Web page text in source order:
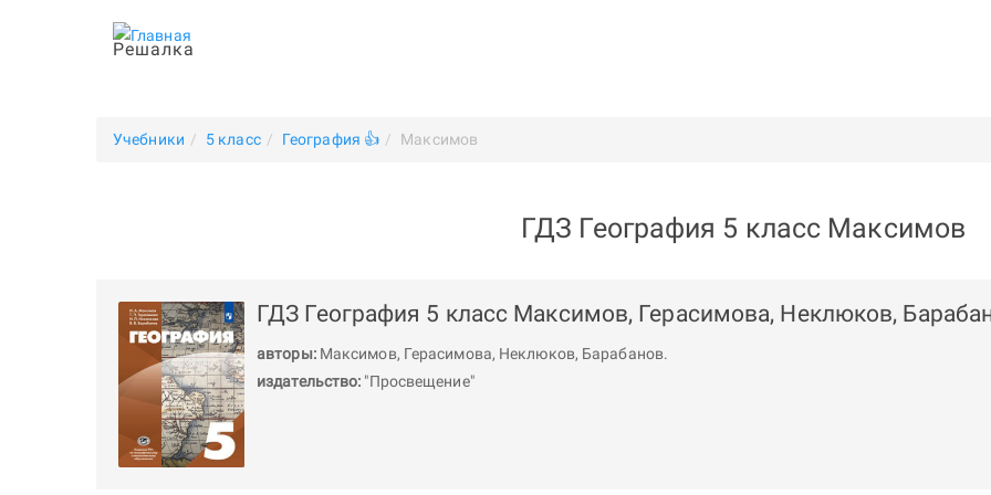
Решалка
Учебники 5 класс География 👍 Максимов
ГДЗ География 5 класс Максимов
ГДЗ География 5 класс Максимов, Герасимова, Неклюков,
авторы: Максимов, Герасимова, Неклюков, Барабанов.
издательство: "Просвещение"